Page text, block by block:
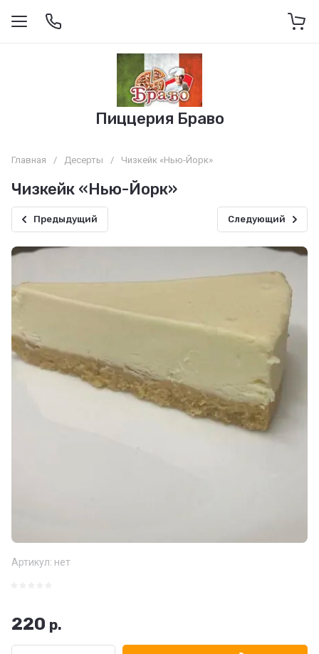
Пиццерия Браво
Главная / Десерты / Чизкейк «Нью-Йорк»
Чизкейк «Нью-Йорк»
Предыдущий Следующий
Артикул: нет
220 р.